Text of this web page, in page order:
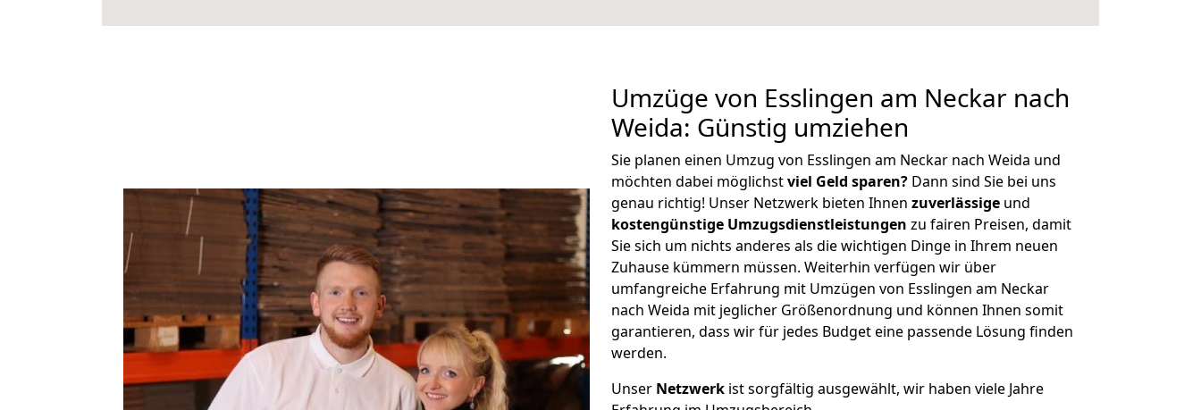
Umzüge von Esslingen am Neckar nach
Weida: Günstig umziehen
Sie planen einen Umzug von Esslingen am Neckar nach Weida und
möchten dabei möglichstviel Geld sparen? Dann sind Sie bei uns
genau richtig! Unser Netzwerk bieten Ihnen zuverlässige und
kostengünstige Umzugsdienstleistungen zu fairen Preisen, damit
Sie sich um nichts anderes als die wichtigen Dinge in Ihrem neuen
Zuhause kümmern müssen. Weiterhin verfügen wir über
umfangreiche Erfahrung mit Umzügen von Esslingen am Neckar
nach Weida mit jeglicher Größenordnung und können Ihnen somit
garantieren, dass wir für jedes Budget eine passende Lösung finden
werden.
Unser Netzwerk ist sorgfältig ausgewählt, wir haben viele Jahre